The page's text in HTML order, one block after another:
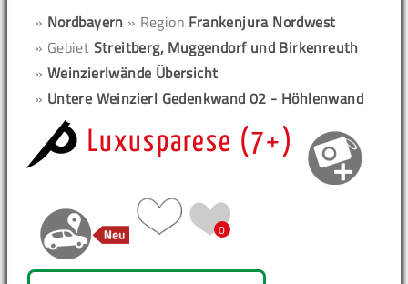
» Nordbayern » Region Frankenjura Nordwest
» Gebiet Streitberg, Muggendorf und Birkenreuth
» Weinzierlwände Übersicht
» Untere Weinzierl Gedenkwand 02 - Höhlenwand
Luxusparese (7+)
0